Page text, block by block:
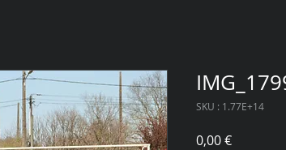
SKU : 1.77E+14
0,00 €Prix